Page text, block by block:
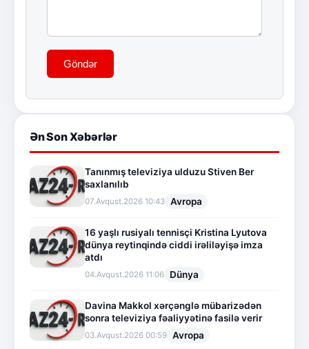
Göndər
Ən Son Xəbərlər
Tanınmış televiziya ulduzu Stiven Ber
saxlanılıb
07.Avqust.2026 10:43 Avropa
16 yaşlı rusiyalı tennisçi Kristina Lyutova
dünya reytinqində ciddi irəliləyişə imza
atdı
04.Avqust.2026 11:06 Dünya
Davina Makkol xərçənglə mübarizədən
sonra televiziya fəaliyyətinə fasilə verir
03.Avqust.2026 00:59 Avropa